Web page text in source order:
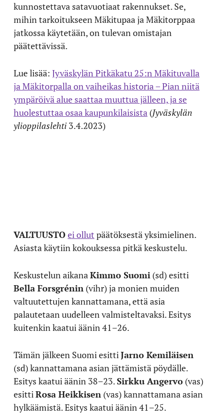
kunnostettava satavuotiaat rakennukset. Se,
mihin tarkoitukseen Mäkitupaa ja Mäkitorppaa
jatkossa käytetään, on tulevan omistajan
päätettävissä.
Lue lisää: Jyväskylän Pitkäkatu 25:n Mäkituvalla
ja Mäkitorpalla on vaiheikas historia – Pian niitä
ympäröivä alue saattaa muuttua jälleen, ja se
huolestuttaa osaa kaupunkilaisista (Jyväskylän
ylioppilaslehti 3.4.2023)
VALTUUSTO ei ollut päätöksestä yksimielinen.
Asiasta käytiin kokouksessa pitkä keskustelu.
Keskustelun aikanaKimmo Suomi (sd) esitti
Bella Forsgrénin (vihr) ja monien muiden
valtuutettujen kannattamana, että asia
palautetaan uudelleen valmisteltavaksi. Esitys
kuitenkin kaatui äänin 41–26.
Tämän jälkeen Suomi esittiJarno Kemiläisen
(sd) kannattamana asian jättämistä pöydälle.
Esitys kaatui äänin 38–23.Sirkku Angervo (vas)
esittiRosa Heikkisen (vas) kannattamana asian
hylkäämistä. Esitys kaatui äänin 41–25.